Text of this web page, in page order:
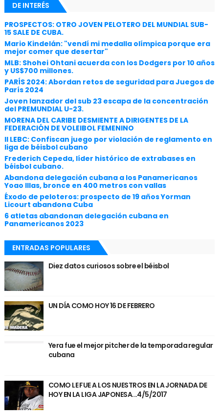
DE INTERÉS
PROSPECTOS: OTRO JOVEN PELOTERO DEL MUNDIAL SUB-
15 SALE DE CUBA.
Mario Kindelán: "vendí mi medalla olímpica porque era
mejor comer que desertar"
MLB: Shohei Ohtani acuerda con los Dodgers por 10 años
y US$700 millones.
PARÍS 2024: Abordan retos de seguridad para Juegos de
París 2024
Joven lanzador del sub 23 escapa de la concentración
del PREMUNDIAL U-23.
MORENA DEL CARIBE DESMIENTE A DIRIGENTES DE LA
FEDERACIÓN DE VOLEIBOL FEMENINO
II LEBC: Confiscan juego por violación de reglamento en
liga de béisbol cubano
Frederich Cepeda, líder histórico de extrabases en
béisbol cubano.
Abandona delegación cubana a los Panamericanos
Yoao Illas, bronce en 400 metros con vallas
Éxodo de peloteros: prospecto de 19 años Yorman
Licourt abandona Cuba
6 atletas abandonan delegación cubana en
Panamericanos 2023
ENTRADAS POPULARES
Diez datos curiosos sobre el béisbol
UN DÍA COMO HOY 16 DE FEBRERO
Yera fue el mejor pitcher de la temporada regular
cubana
COMO LE FUE A LOS NUESTROS EN LA JORNADA DE
HOY EN LA LIGA JAPONESA...4/5/2017